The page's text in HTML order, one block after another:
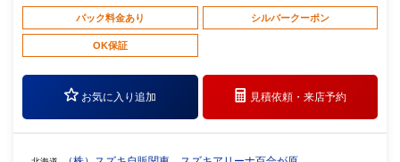
パック料金あり シルバークーポン
OK保証
お気に入り追加 見積依頼・来店予約